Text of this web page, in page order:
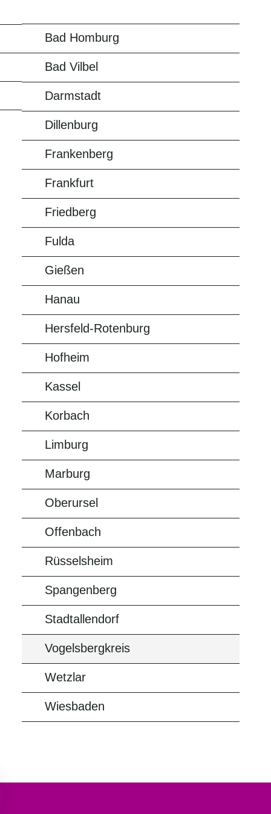
Bad Homburg
Bad Vilbel
Darmstadt
Dillenburg
Frankenberg
Frankfurt
Friedberg
Fulda
Gießen
Hanau
Hersfeld-Rotenburg
Hofheim
Kassel
Korbach
Limburg
Marburg
Oberursel
Offenbach
Rüsselsheim
Spangenberg
Stadtallendorf
Vogelsbergkreis
Wetzlar
Wiesbaden